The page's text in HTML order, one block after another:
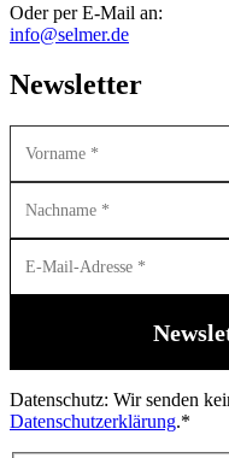
Oder per E-Mail an:
info@selmer.de
Newsletter
Datenschutz: Wir senden
Datenschutzerklärung.*